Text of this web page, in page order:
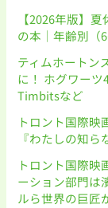
【2026年版】
の本｜年齢別（
ティムホートン
に！ ホグワー
Timbitsなど
トロント国際
『わたしの知
トロント国際映
ーション部門は
ルら世界の巨匠